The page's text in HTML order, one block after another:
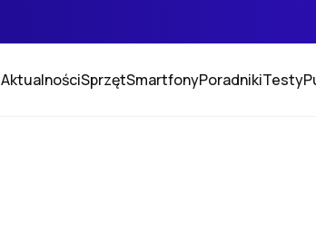
AktualnościSprzętSmartfonyPoradnikiTesty